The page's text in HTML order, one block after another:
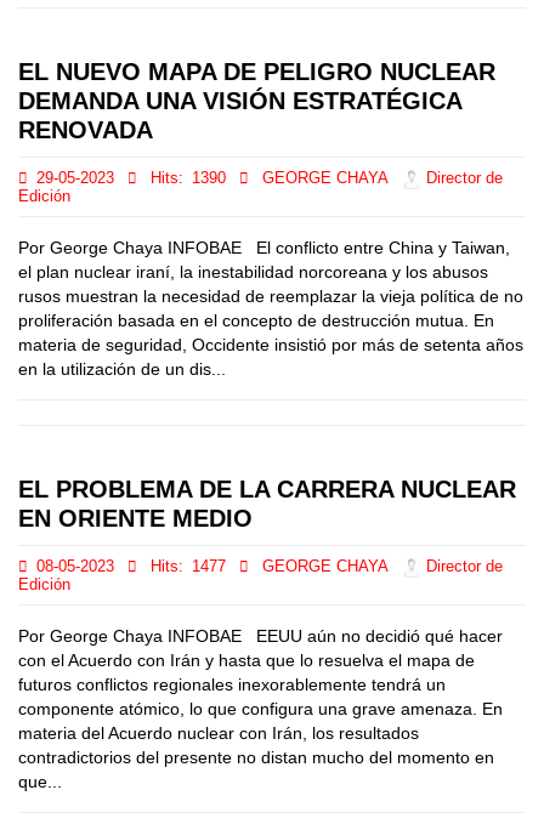
EL NUEVO MAPA DE PELIGRO NUCLEAR
DEMANDA UNA VISIÓN ESTRATÉGICA
RENOVADA
29-05-2023 Hits: 1390 GEORGE CHAYA
Director de
Edición
Por George Chaya INFOBAE El conflicto entre China y Taiwan,
el plan nuclear iraní, la inestabilidad norcoreana y los abusos
rusos muestran la necesidad de reemplazar la vieja política de no
proliferación basada en el concepto de destrucción mutua. En
materia de seguridad, Occidente insistió por más de setenta años
en la utilización de un dis...
EL PROBLEMA DE LA CARRERA NUCLEAR
EN ORIENTE MEDIO
08-05-2023 Hits: 1477 GEORGE CHAYA
Director de
Edición
Por George Chaya INFOBAE EEUU aún no decidió qué hacer
con el Acuerdo con Irán y hasta que lo resuelva el mapa de
futuros conflictos regionales inexorablemente tendrá un
componente atómico, lo que configura una grave amenaza. En
materia del Acuerdo nuclear con Irán, los resultados
contradictorios del presente no distan mucho del momento en
que...